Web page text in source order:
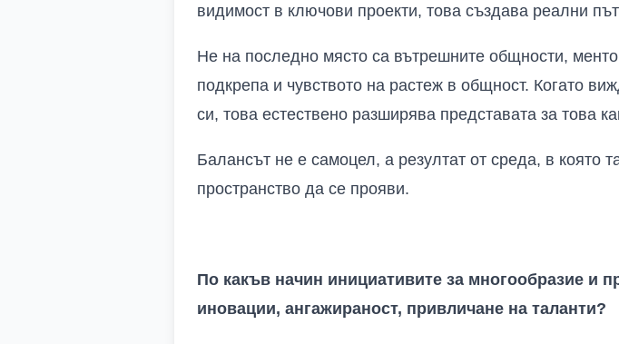
видимост в ключови проекти, това създава реални
Не на последно място са вътрешните общности,
подкрепа и чувството на растеж в общност. Когато
си, това естествено разширява представата за това
Балансът не е самоцел, а резултат от среда, в която
пространство да се прояви.
По какъв начин инициативите за многообразие и
иновации, ангажираност, привличане на таланти?